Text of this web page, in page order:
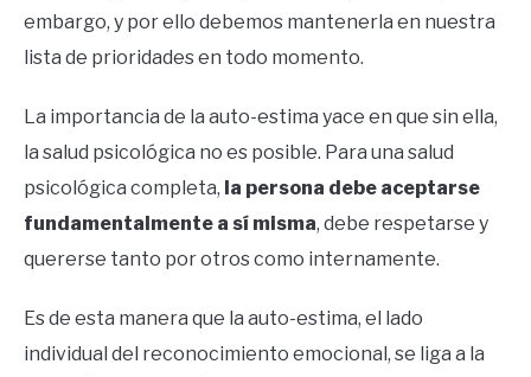
embargo, y por ello debemos mantenerla en nuestra
lista de prioridades en todo momento.
La importancia de la auto-estima yace en que sin ella,
la salud psicológica no es posible. Para una salud
psicológica completa, la persona debe aceptarse
fundamentalmente a sí misma, debe respetarse y
quererse tanto por otros como internamente.
Es de esta manera que la auto-estima, el lado
individual del reconocimiento emocional, se liga a la